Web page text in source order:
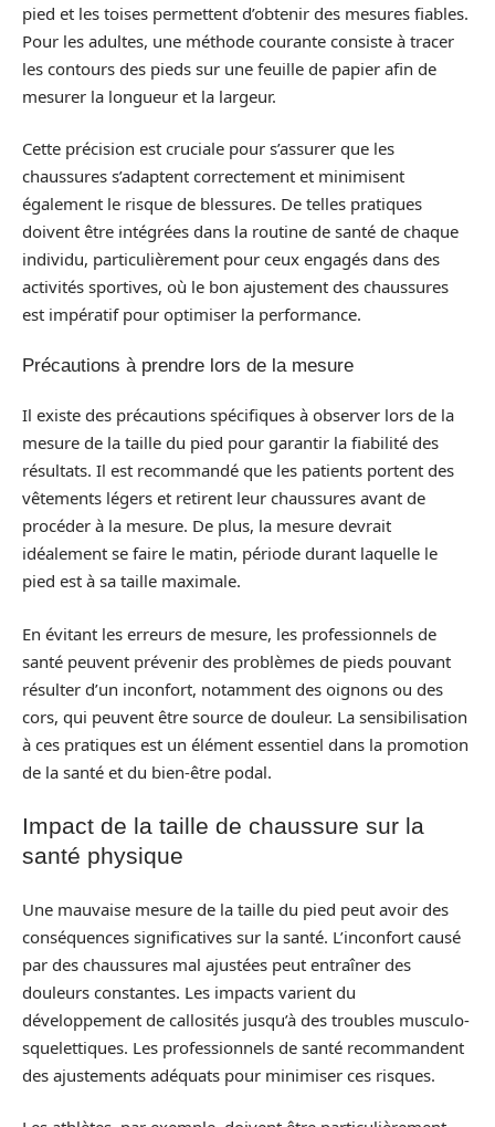
pied et les toises permettent d’obtenir des mesures fiables.
Pour les adultes, une méthode courante consiste à tracer
les contours des pieds sur une feuille de papier afin de
mesurer la longueur et la largeur.
Cette précision est cruciale pour s’assurer que les
chaussures s’adaptent correctement et minimisent
également le risque de blessures. De telles pratiques
doivent être intégrées dans la routine de santé de chaque
individu, particulièrement pour ceux engagés dans des
activités sportives, où le bon ajustement des chaussures
est impératif pour optimiser la performance.
Précautions à prendre lors de la mesure
Il existe des précautions spécifiques à observer lors de la
mesure de la taille du pied pour garantir la fiabilité des
résultats. Il est recommandé que les patients portent des
vêtements légers et retirent leur chaussures avant de
procéder à la mesure. De plus, la mesure devrait
idéalement se faire le matin, période durant laquelle le
pied est à sa taille maximale.
En évitant les erreurs de mesure, les professionnels de
santé peuvent prévenir des problèmes de pieds pouvant
résulter d’un inconfort, notamment des oignons ou des
cors, qui peuvent être source de douleur. La sensibilisation
à ces pratiques est un élément essentiel dans la promotion
de la santé et du bien-être podal.
Impact de la taille de chaussure sur la
santé physique
Une mauvaise mesure de la taille du pied peut avoir des
conséquences significatives sur la santé. L’inconfort causé
par des chaussures mal ajustées peut entraîner des
douleurs constantes. Les impacts varient du
développement de callosités jusqu’à des troubles musculo-
squelettiques. Les professionnels de santé recommandent
des ajustements adéquats pour minimiser ces risques.